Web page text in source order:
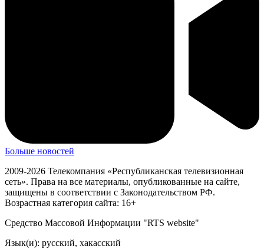
Больше новостей
2009-2026 Телекомпания «Республиканская телевизионная
сеть». Права на все материалы, опубликованные на сайте,
защищены в соответствии с Законодательством РФ.
Возрастная категория сайта: 16+
Средство Массовой Информации "RTS website"
Язык(и): русский, хакасский